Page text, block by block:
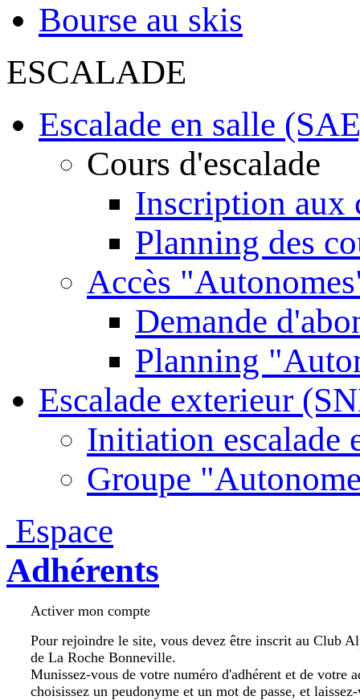
Bourse au skis
ESCALADE
Escalade en salle
Cours d'escalade
Inscription aux
Planning des
Accès
Demande
Planning
Escalade exterieur
Initiation escalade
Groupe
Espace
Adhérents
Activer mon compte
Pour rejoindre le site, vous devez être inscrit au Club
de La Roche Bonneville.
Munissez-vous de votre numéro d'adhérent et de votre
choisissez un peudonyme et un mot de passe, et